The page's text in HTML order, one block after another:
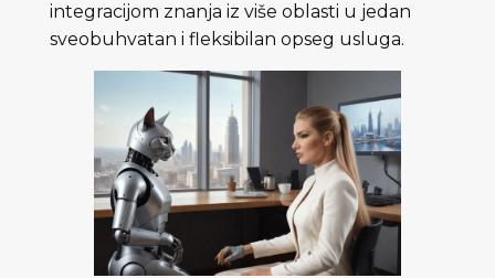
integracijom znanja iz više oblasti u jedan
sveobuhvatan i fleksibilan opseg usluga.